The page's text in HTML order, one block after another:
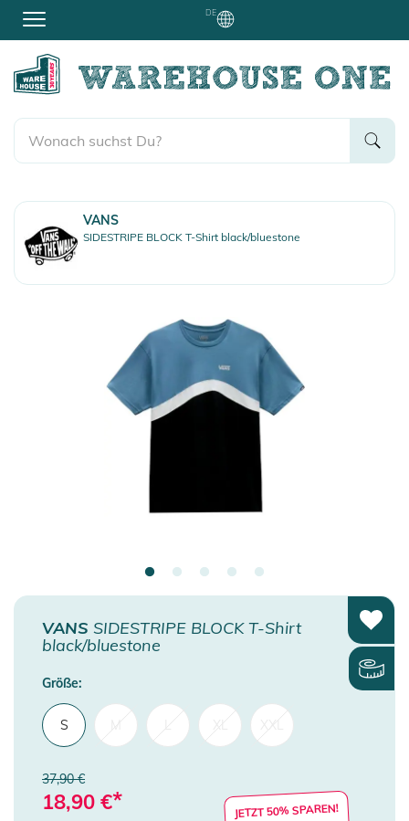
DE
VANS
SIDESTRIPE BLOCK T-Shirt black/bluestone
VANS SIDESTRIPE BLOCK T-Shirt
black/bluestone
Größe:
S
37,90 €
18,90 €* JETZT 50% SPAREN!